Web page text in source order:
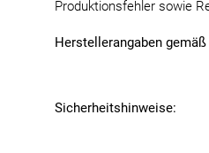
Produktionsfehler sowie
Herstellerangaben gemäß
Sicherheitshinweise: